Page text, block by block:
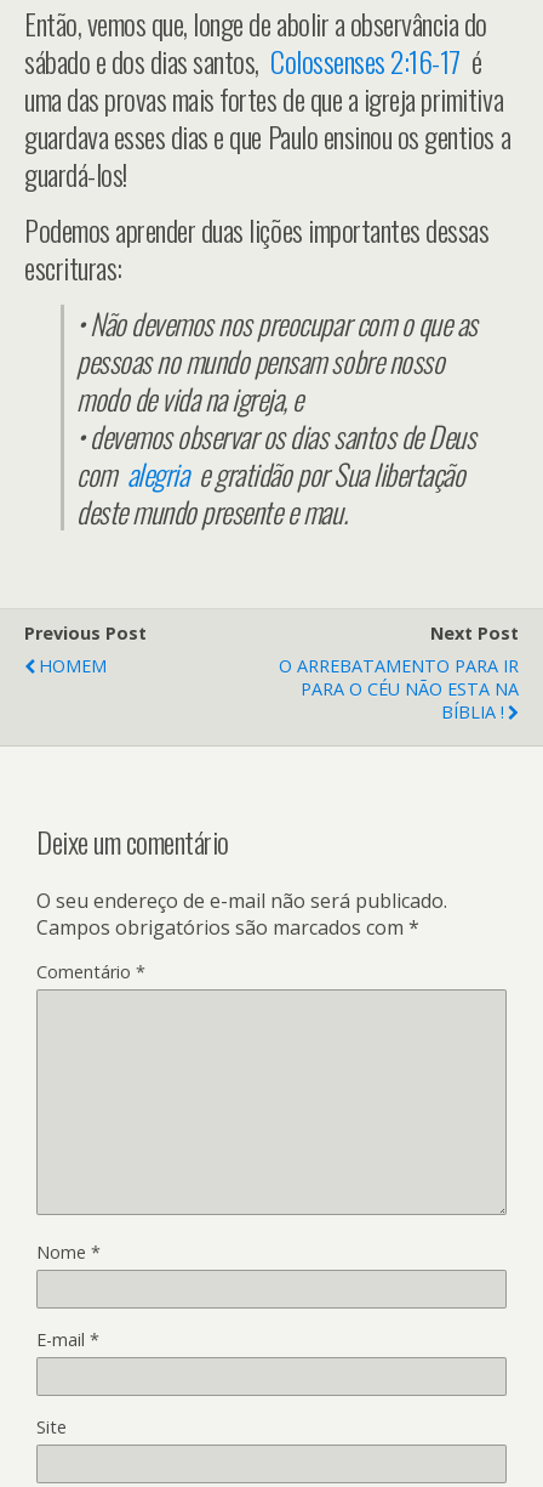
Então, vemos que, longe de abolir a observância do
sábado e dos dias santos, Colossenses 2:16-17 é
uma das provas mais fortes de que a igreja primitiva
guardava esses dias e que Paulo ensinou os gentios a
guardá-los!
Podemos aprender duas lições importantes dessas
escrituras:
• Não devemos nos preocupar com o que as
pessoas no mundo pensam sobre nosso
modo de vida na igreja, e
• devemos observar os dias santos de Deus
com alegriae gratidão por Sua libertação
deste mundo presente e mau.
Previous Post
HOMEM
Next Post
O ARREBATAMENTO PARA IR
PARA O CÉU NÃO ESTA NA
BÍBLIA !
Deixe um comentário
O seu endereço de e-mail não será publicado.
Campos obrigatórios são marcados com *
Comentário *
Nome *
E-mail *
Site